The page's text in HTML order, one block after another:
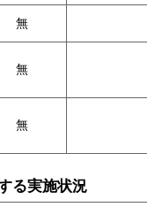
無
無
無
る実施状況